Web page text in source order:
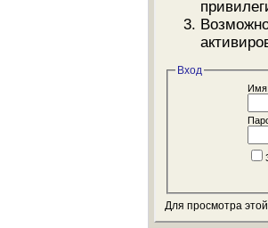
Вход
Имя:
Для просмотра